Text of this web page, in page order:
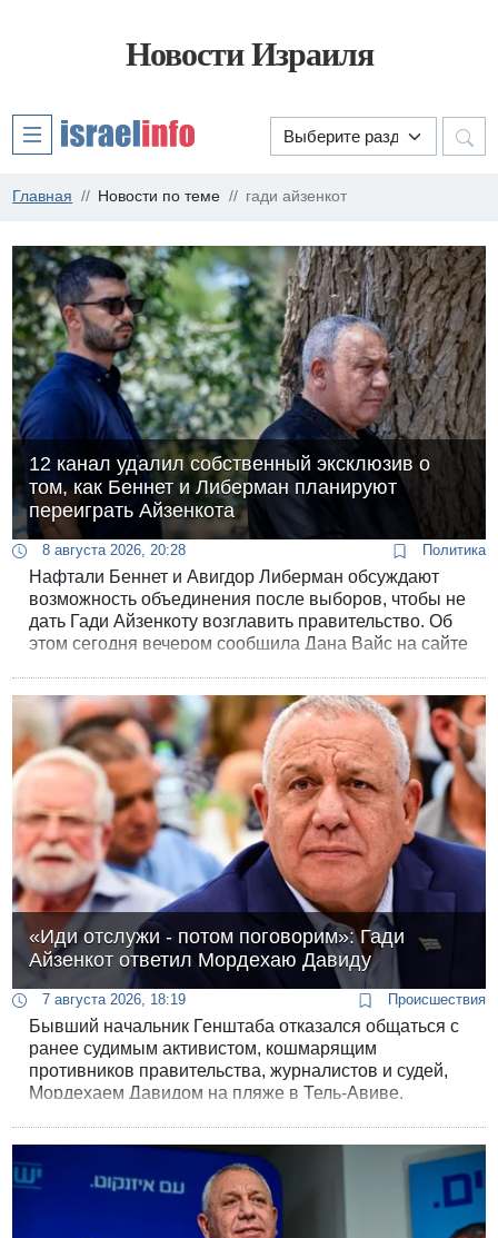
Новости Израиля
Главная Новости по теме гади айзенкот
12 канал удалил собственный эксклюзив о
том, как Беннет и Либерман планируют
переиграть Айзенкота
8 августа 2026, 20:28 Политика
Нафтали Беннет и Авигдор Либерман обсуждают
возможность объединения после выборов, чтобы не
дать Гади Айзенкоту возглавить правительство. Об
этом сегодня вечером сообщила Дана Вайс на сайте
«Иди отслужи - потом поговорим»: Гади
Айзенкот ответил Мордехаю Давиду
7 августа 2026, 18:19 Происшествия
Бывший начальник Генштаба отказался общаться с
ранее судимым активистом, кошмарящим
противников правительства, журналистов и судей,
Мордехаем Давидом на пляже в Тель-Авиве.